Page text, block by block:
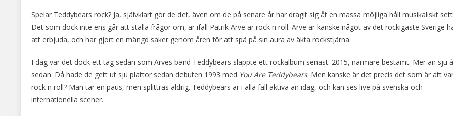
Spelar Teddybears rock? Ja, självklart gör de det, även om de på senare år har dragit sig åt en massa möjliga håll musikaliskt
Det som dock inte ens går att ställa frågor om, är ifall Patrik Arve är rock n roll. Arve är kanske något av det rockigaste Sverige
att erbjuda, och har gjort en mängd saker genom åren för att spä på sin aura av äkta rockstjärna.
I dag var det dock ett tag sedan som Arves band Teddybears släppte ett rockalbum senast. 2015, närmare bestämt. Mer än sju
sedan. Då hade de gett ut sju plattor sedan debuten 1993 med You Are Teddybears. Men kanske är det precis det som är att
rock n roll? Man tar en paus, men splittras aldrig. Teddybears är i alla fall aktiva än idag, och kan ses live på svenska och
internationella scener.